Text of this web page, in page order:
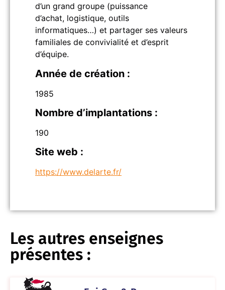
d’un grand groupe (puissance
d’achat, logistique, outils
informatiques…) et partager ses valeurs
familiales de convivialité et d’esprit
d’équipe.
Année de création :
1985
Nombre d’implantations :
190
Site web :
https://www.delarte.fr/
Les autres enseignes
présentes :